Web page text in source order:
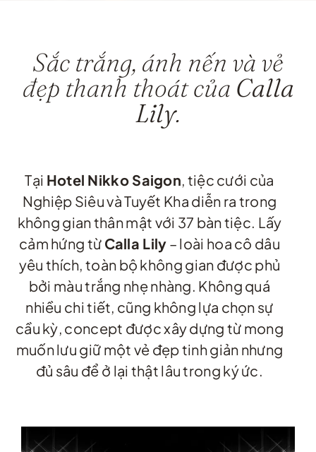
Sắc trắng, ánh nến và vẻ
đẹp thanh thoát của Calla
Lily.
Tại Hotel Nikko Saigon, tiệc cưới của
Nghiệp Siêu và Tuyết Kha diễn ra trong
không gian thân mật với 37 bàn tiệc. Lấy
cảm hứng từ Calla Lily – loài hoa cô dâu
yêu thích, toàn bộ không gian được phủ
bởi màu trắng nhẹ nhàng. Không quá
nhiều chi tiết, cũng không lựa chọn sự
cầu kỳ, concept được xây dựng từ mong
muốn lưu giữ một vẻ đẹp tinh giản nhưng
đủ sâu để ở lại thật lâu trong ký ức.